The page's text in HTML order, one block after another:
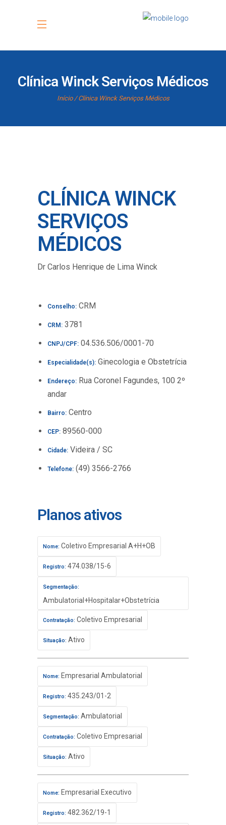
Clínica Winck Serviços Médicos
Início Clínica Winck Serviços Médicos
CLÍNICA WINCK
SERVIÇOS
MÉDICOS
Dr Carlos Henrique de Lima Winck
Conselho: CRM
CRM: 3781
CNPJ/CPF: 04.536.506/0001-70
Especialidade(s): Ginecologia e Obstetrícia
Endereço: Rua Coronel Fagundes, 100 2º
andar
Bairro: Centro
CEP: 89560-000
Cidade: Videira / SC
Telefone: (49) 3566-2766
Planos ativos
Nome: Coletivo Empresarial A+H+OB
Registro: 474.038/15-6
Segmentação:
Ambulatorial+Hospitalar+Obstetrícia
Contratação: Coletivo Empresarial
Situação: Ativo
Nome: Empresarial Ambulatorial
Registro: 435.243/01-2
Segmentação: Ambulatorial
Contratação: Coletivo Empresarial
Situação: Ativo
Nome: Empresarial Executivo
Registro: 482.362/19-1